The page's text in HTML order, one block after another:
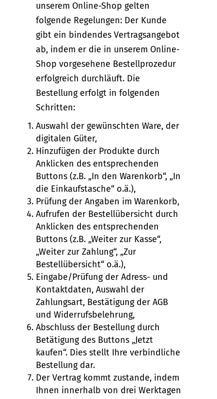
unserem Online-Shop gelten
folgende Regelungen: Der Kunde
gibt ein bindendes Vertragsangebot
ab, indem er die in unserem Online-
Shop vorgesehene Bestellprozedur
erfolgreich durchläuft. Die
Bestellung erfolgt in folgenden
Schritten:
Auswahl der gewünschten Ware, der
digitalen Güter,
Hinzufügen der Produkte durch
Anklicken des entsprechenden
Buttons (z.B. „In den Warenkorb“, „In
die Einkaufstasche“ o.ä.),
Prüfung der Angaben im Warenkorb,
Aufrufen der Bestellübersicht durch
Anklicken des entsprechenden
Buttons (z.B. „Weiter zur Kasse“,
„Weiter zur Zahlung“, „Zur
Bestellübersicht“ o.ä.),
Eingabe/Prüfung der Adress- und
Kontaktdaten, Auswahl der
Zahlungsart, Bestätigung der AGB
und Widerrufsbelehrung,
Abschluss der Bestellung durch
Betätigung des Buttons „Jetzt
kaufen“. Dies stellt Ihre verbindliche
Bestellung dar.
Der Vertrag kommt zustande, indem
Ihnen innerhalb von drei Werktagen